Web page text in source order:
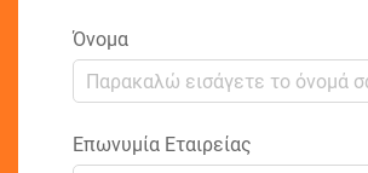
Όνομα
Επωνυμία Εταιρείας